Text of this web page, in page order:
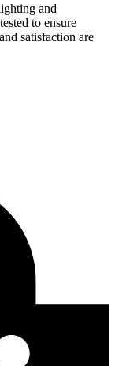
and
to ensure
satisfaction are